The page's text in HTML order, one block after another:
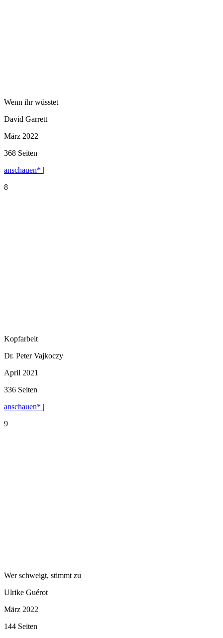
Wenn ihr wüsstet
David Garrett
März 2022
368 Seiten
anschauen* |
8
Kopfarbeit
Dr. Peter Vajkoczy
April 2021
336 Seiten
anschauen* |
9
Wer schweigt, stimmt zu
Ulrike Guérot
März 2022
144 Seiten